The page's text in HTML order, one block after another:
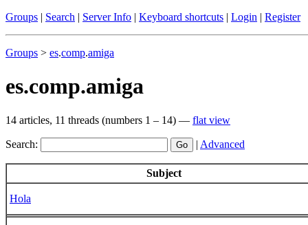
Groups | Search | Server Info | Keyboard shortcuts | Login | Register
Groups > es.comp.amiga
es.comp.amiga
14 articles, 11 threads (numbers 1 – 14) — flat view
Search: | Advanced
Subject
Hola